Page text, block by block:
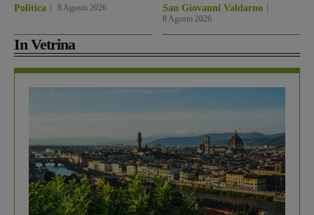
Politica 8 Agosto 2026 San Giovanni Valdarno
8 Agosto 2026
In Vetrina